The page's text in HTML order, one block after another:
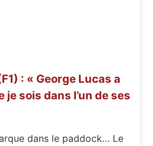
: « George Lucas a
je sois dans l’un de ses
dans le paddock… Le